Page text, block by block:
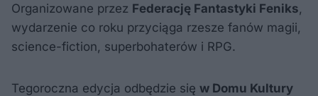
Organizowane przez Federację Fantastyki Feniks
wydarzenie co roku przyciąga rzesze fanów magii,
science-fiction, superbohaterów i RPG.
Tegoroczna edycja odbędzie się w Domu Kultury